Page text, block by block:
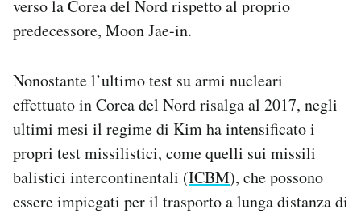
verso la Corea del Nord rispetto al proprio
predecessore, Moon Jae-in.
Nonostante l’ultimo test su armi nucleari
effettuato in Corea del Nord risalga al 2017, negli
ultimi mesi il regime di Kim ha intensificato i
propri test missilistici, come quelli sui missili
balistici intercontinentali (ICBM), che possono
essere impiegati per il trasporto a lunga distanza di